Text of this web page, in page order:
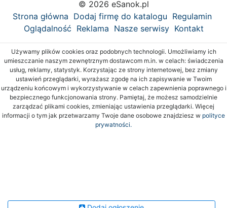
© 2026 eSanok.pl
Strona główna Dodaj firmę do katalogu Regulamin
Oglądalność Reklama Nasze serwisy Kontakt
Używamy plików cookies oraz podobnych technologii. Umożliwiamy ich
umieszczanie naszym zewnętrznym dostawcom m.in. w celach: świadczenia
usług, reklamy, statystyk. Korzystając ze strony internetowej, bez zmiany
ustawień przeglądarki, wyrażasz zgodę na ich zapisywanie w Twoim
urządzeniu końcowym i wykorzystywanie w celach zapewnienia poprawnego i
bezpiecznego funkcjonowania strony. Pamiętaj, że możesz samodzielnie
zarządzać plikami cookies, zmieniając ustawienia przeglądarki. Więcej
informacji o tym jak przetwarzamy Twoje dane osobowe znajdziesz w polityce
prywatności.